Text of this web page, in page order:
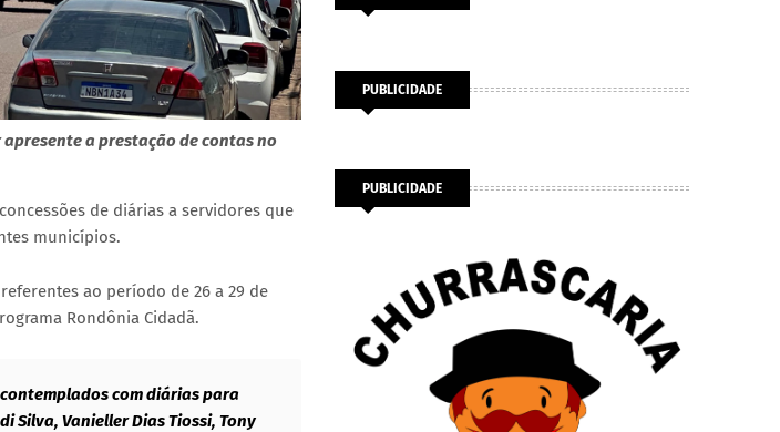
apresente a prestação de contas no
de diárias a servidores que
municípios.
ao período de 26 a 29 de
Rondônia Cidadã.
com diárias para
Silva, Vanieller Dias Tiossi, Tony
PUBLICIDADE
PUBLICIDADE